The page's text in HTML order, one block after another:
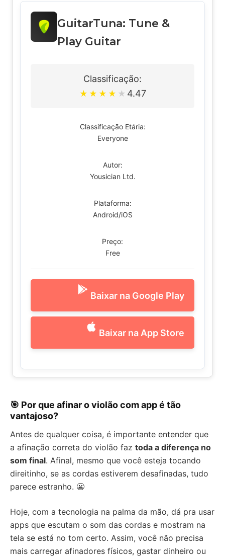
GuitarTuna: Tune &
Play Guitar
Classificação:
★ ★ ★ ★ ★ 4.47
Classificação Etária:
Everyone
Autor:
Yousician Ltd.
Plataforma:
Android/iOS
Preço:
Free
Baixar na Google Play
Baixar na App Store
🎯 Por que afinar o violão com app é tão
vantajoso?
Antes de qualquer coisa, é importante entender que
a afinação correta do violão faz toda a diferença no
som final. Afinal, mesmo que você esteja tocando
direitinho, se as cordas estiverem desafinadas, tudo
parece estranho. 😬
Hoje, com a tecnologia na palma da mão, dá pra usar
apps que escutam o som das cordas e mostram na
tela se está no tom certo. Assim, você não precisa
mais carregar afinadores físicos, gastar dinheiro ou